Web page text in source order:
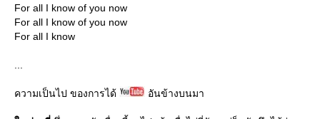
For all I know of you now
For all I know of you now
For all I know
ความเป็นไป ของการได้ อันข้างบนมา